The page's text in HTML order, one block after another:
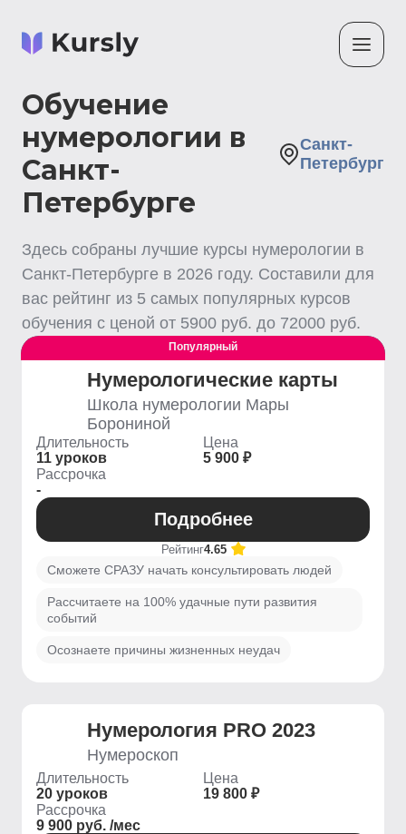
Обучение
нумерологии в
Санкт-
Петербурге
Санкт-
Петербург
Здесь собраны лучшие курсы нумерологии в
Санкт-Петербурге в 2026 году. Составили для
вас рейтинг из 5 самых популярных курсов
обучения с ценой от 5900 руб. до 72000 руб.
Выгодный
Популярный
Нумерологические карты
Школа нумерологии Мары
Борониной
Длительность
11 уроков
Цена
5 900 ₽
Рассрочка
-
Подробнее
Рейтинг4.65
Сможете СРАЗУ начать консультировать людей
Рассчитаете на 100% удачные пути развития
событий
Осознаете причины жизненных неудач
Нумерология PRO 2023
Нумероскоп
Длительность
20 уроков
Цена
19 800 ₽
Рассрочка
9 900 руб. /мес